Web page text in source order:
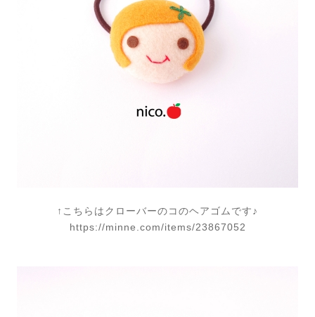
↑こちらはクローバーのコのヘアゴムです♪
https://minne.com/items/23867052